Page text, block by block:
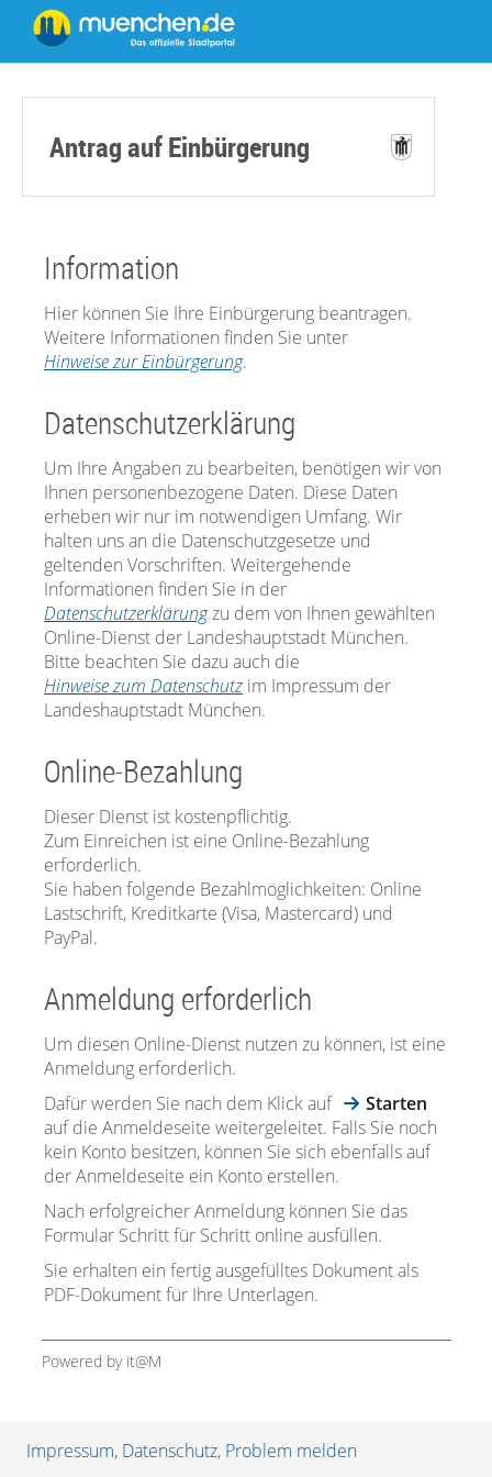
Antrag auf Einbürgerung
Information
Hier können Sie Ihre Einbürgerung beantragen.
Weitere Informationen finden Sie unter
Hinweise zur Einbürgerung.
Datenschutzerklärung
Um Ihre Angaben zu bearbeiten, benötigen wir von
Ihnen personenbezogene Daten. Diese Daten
erheben wir nur im notwendigen Umfang. Wir
halten uns an die Datenschutzgesetze und
geltenden Vorschriften. Weitergehende
Informationen finden Sie in der
Datenschutzerklärungzu dem von Ihnen gewählten
Online-Dienst der Landeshauptstadt München.
Bitte beachten Sie dazu auch die
Hinweise zum Datenschutz im Impressum der
Landeshauptstadt München.
Online-Bezahlung
Dieser Dienst ist kostenpflichtig.
Zum Einreichen ist eine Online-Bezahlung
erforderlich.
Sie haben folgende Bezahlmöglichkeiten: Online
Lastschrift, Kreditkarte (Visa, Mastercard) und
PayPal.
Anmeldung erforderlich
Um diesen Online-Dienst nutzen zu können, ist eine
Anmeldung erforderlich.
Dafür werden Sie nach dem Klick auf
Starten
auf die Anmeldeseite weitergeleitet. Falls Sie noch
kein Konto besitzen, können Sie sich ebenfalls auf
der Anmeldeseite ein Konto erstellen.
Nach erfolgreicher Anmeldung können Sie das
Formular Schritt für Schritt online ausfüllen.
Sie erhalten ein fertig ausgefülltes Dokument als
PDF-Dokument für Ihre Unterlagen.
Powered by it@M
Impressum, Datenschutz, Problem melden